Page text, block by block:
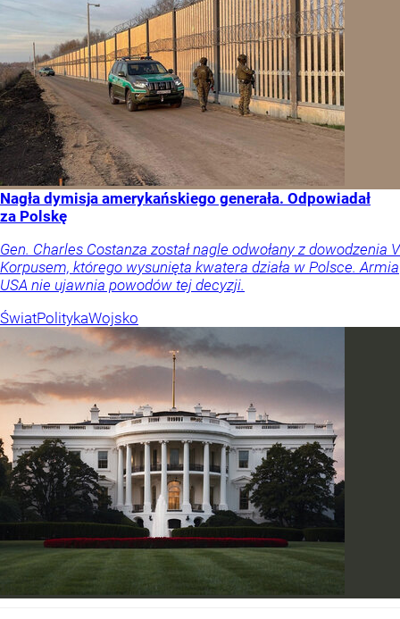
Nagła dymisja amerykańskiego generała. Odpowiadał
za Polskę
Gen. Charles Costanza został nagle odwołany z dowodzenia V
Korpusem, którego wysunięta kwatera działa w Polsce. Armia
USA nie ujawnia powodów tej decyzji.
ŚwiatPolitykaWojsko